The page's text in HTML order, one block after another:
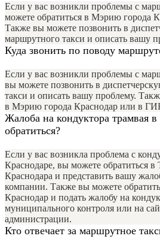
Если у вас возникли проблемы с
можете обратиться в Мэрию города
Также вы можете позвонить в
маршрутного такси и описать вашу
Куда звонить по поводу
Если у вас возникли проблемы с
вы можете позвонить в
такси и описать вашу проблему.
в Мэрию города Краснодар или в
Жалоба на кондуктора трамвая в
обратиться?
Если у вас возникла проблема с
Краснодаре, вы можете обратиться
Краснодара и представить вашу
компании. Также вы можете
Краснодар и подать жалобу на
муниципального контроля или на
администрации.
Кто отвечает за маршрутное